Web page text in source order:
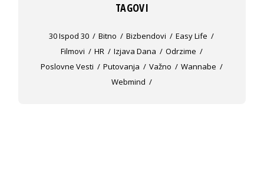
TAGOVI
30 Ispod 30 Bitno Bizbendovi
Easy Life
Filmovi
HR Izjava Dana
Odrzime
Poslovne Vesti
Putovanja Važno
Wannabe
Webmind